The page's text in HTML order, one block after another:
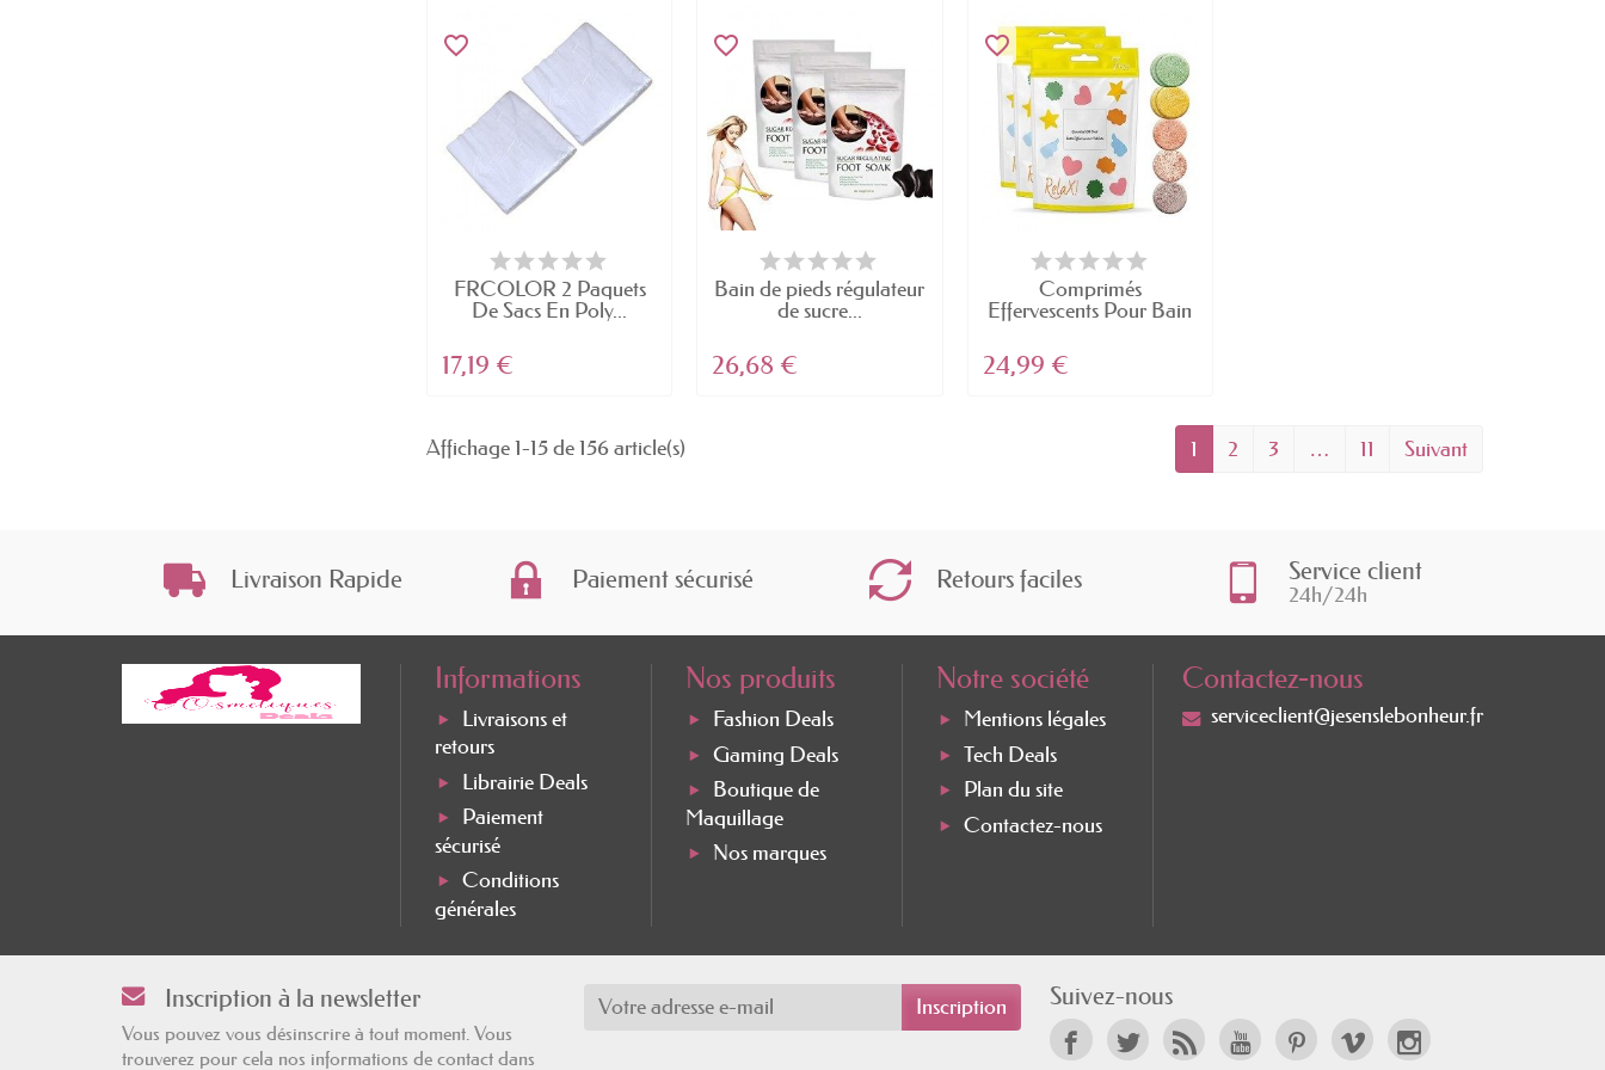
favorite_border
FRCOLOR 2 Paquets
De Sacs En Poly...
17,19 €
favorite_border
Bain de pieds régulateur
de sucre...
26,68 €
favorite_border
Comprimés
Effervescents Pour Bain
24,99 €
Affichage 1-15 de 156 article(s) 1 2 3 … 11 Suivant
Livraison Rapide Paiement sécurisé Retours faciles Service client
24h/24h
Informations
Livraisons et
retours
Librairie Deals
Paiement
sécurisé
Conditions
générales
Nos produits
Fashion Deals
Gaming Deals
Boutique de
Maquillage
Nos marques
Notre société
Mentions légales
Tech Deals
Plan du site
Contactez-nous
Contactez-nous
serviceclient@jesenslebonheur.fr
Inscription à la newsletter
Vous pouvez vous désinscrire à tout moment. Vous
trouverez pour cela nos informations de contact dans
Suivez-nous